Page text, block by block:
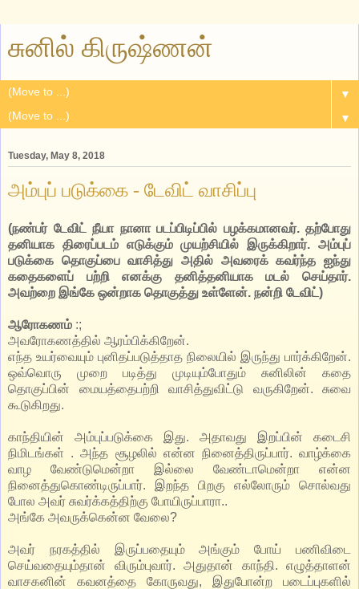
சுனில் கிருஷ்ணன்
▼
▼
Tuesday, May 8, 2018
அம்புப் படுக்கை - டேவிட் வாசிப்பு
(நண்பர் டேவிட் நீயா நானா படப்பிடிப்பில் பழக்கமானவர். தற்போது
தனியாக திரைப்படம் எடுக்கும் முயற்சியில் இருக்கிறார். அம்புப்
படுக்கை தொகுப்பை வாசித்து அதில் அவரைக் கவர்ந்த ஐந்து
கதைகளைப் பற்றி எனக்கு தனித்தனியாக மடல் செய்தார்.
அவற்றை இங்கே ஒன்றாக தொகுத்து உள்ளேன். நன்றி டேவிட்)
ஆரோகணம் :;
அவரோகணத்தில் ஆரம்பிக்கிறேன்.
எந்த உயர்வையும் புனிதப்படுத்தாத நிலையில் இருந்து பார்க்கிறேன்.
ஒவ்வொரு முறை படித்து முடியும்போதும் சுனிலின் கதை
தொகுப்பின் மையத்தைபற்றி வாசித்துவிட்டு வருகிறேன். சுவை
கூடுகிறது.
காந்தியின் அம்புப்படுக்கை இது. அதாவது இறப்பின் கடைசி
நிமிடங்கள் . அந்த சூழலில் என்ன நினைத்திருப்பார். வாழ்க்கை
வாழ வேண்டுமென்றா இல்லை வேண்டாமென்றா என்ன
நினைத்துகொண்டிருப்பார். இறந்த பிறகு எல்லோரும் சொல்வது
போல அவர் சுவர்க்கத்திற்கு போயிருப்பாரா..
அங்கே அவருக்கென்ன வேலை?
அவர் நரகத்தில் இருப்பதையும் அங்கும் போய் பணிவிடை
செய்வதையும்தான் விரும்புவார். அதுதான் காந்தி. எழுத்தாளன்
வாசகனின் கவனத்தை கோருவது, இதுபோன்ற படைப்புகளில்